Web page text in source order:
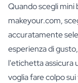
Quando scegli mini
makeyour.com,
accuratamente
esperienza di
l'etichetta assicura
voglia fare colpo